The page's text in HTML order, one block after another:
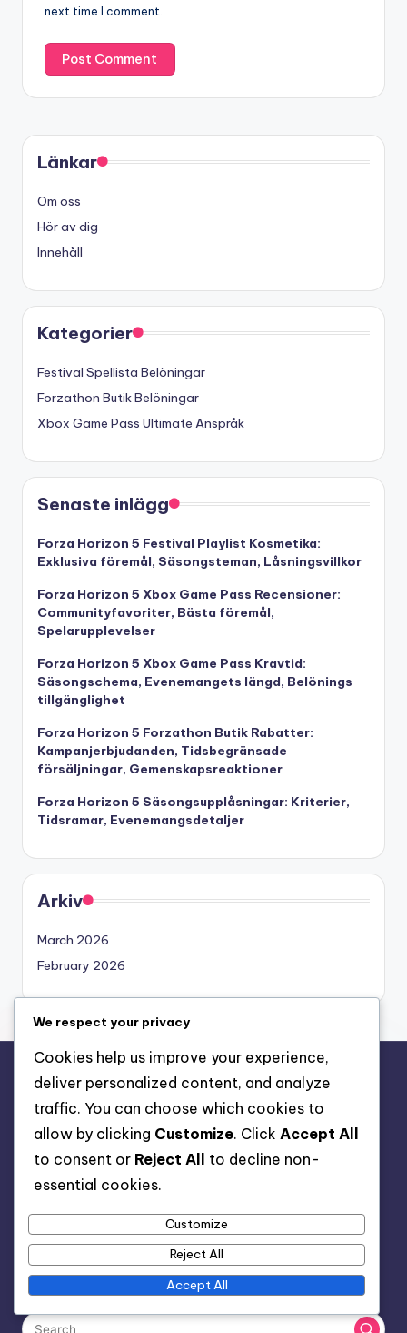
next time I comment.
Länkar
Om oss
Hör av dig
Innehåll
Kategorier
Festival Spellista Belöningar
Forzathon Butik Belöningar
Xbox Game Pass Ultimate Anspråk
Senaste inlägg
Forza Horizon 5 Festival Playlist Kosmetika:
Exklusiva föremål, Säsongsteman, Låsningsvillkor
Forza Horizon 5 Xbox Game Pass Recensioner:
Communityfavoriter, Bästa föremål,
Spelarupplevelser
Forza Horizon 5 Xbox Game Pass Kravtid:
Säsongschema, Evenemangets längd, Belönings
tillgänglighet
Forza Horizon 5 Forzathon Butik Rabatter:
Kampanjerbjudanden, Tidsbegränsade
försäljningar, Gemenskapsreaktioner
Forza Horizon 5 Säsongsupplåsningar: Kriterier,
Tidsramar, Evenemangsdetaljer
Arkiv
March 2026
February 2026
Juridiskt
Integritetspolicy
We respect your privacy
Cookies help us improve your experience,
deliver personalized content, and analyze
traffic. You can choose which cookies to
allow by clicking Customize. Click Accept All
to consent or Reject All
to decline non-
essential cookies.
Customize
Reject All
Accept All